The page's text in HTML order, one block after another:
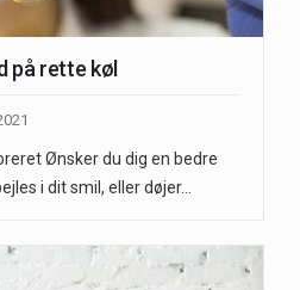
på rette køl
Ønsker du dig en bedre
i dit smil, eller døjer…